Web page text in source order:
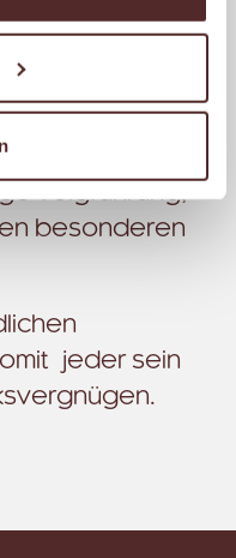
werden mit
Du willst, mit
kontrollieren
Teigführung,
besonderen
jeder sein